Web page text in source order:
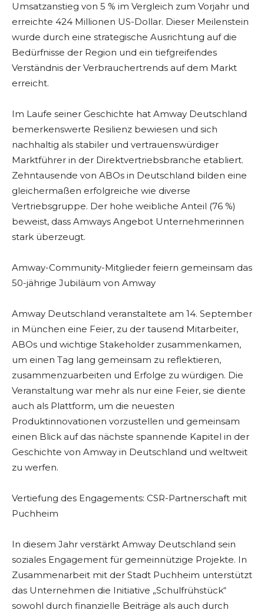
Umsatzanstieg von 5 % im Vergleich zum Vorjahr und
erreichte 424 Millionen US-Dollar. Dieser Meilenstein
wurde durch eine strategische Ausrichtung auf die
Bedürfnisse der Region und ein tiefgreifendes
Verständnis der Verbrauchertrends auf dem Markt
erreicht.
Im Laufe seiner Geschichte hat Amway Deutschland
bemerkenswerte Resilienz bewiesen und sich
nachhaltig als stabiler und vertrauenswürdiger
Marktführer in der Direktvertriebsbranche etabliert.
Zehntausende von ABOs in Deutschland bilden eine
gleichermaßen erfolgreiche wie diverse
Vertriebsgruppe. Der hohe weibliche Anteil (76 %)
beweist, dass Amways Angebot Unternehmerinnen
stark überzeugt.
Amway-Community-Mitglieder feiern gemeinsam das
50-jährige Jubiläum von Amway
Amway Deutschland veranstaltete am 14. September
in München eine Feier, zu der tausend Mitarbeiter,
ABOs und wichtige Stakeholder zusammenkamen,
um einen Tag lang gemeinsam zu reflektieren,
zusammenzuarbeiten und Erfolge zu würdigen. Die
Veranstaltung war mehr als nur eine Feier, sie diente
auch als Plattform, um die neuesten
Produktinnovationen vorzustellen und gemeinsam
einen Blick auf das nächste spannende Kapitel in der
Geschichte von Amway in Deutschland und weltweit
zu werfen.
Vertiefung des Engagements: CSR-Partnerschaft mit
Puchheim
In diesem Jahr verstärkt Amway Deutschland sein
soziales Engagement für gemeinnützige Projekte. In
Zusammenarbeit mit der Stadt Puchheim unterstützt
das Unternehmen die Initiative „Schulfrühstück“
sowohl durch finanzielle Beiträge als auch durch